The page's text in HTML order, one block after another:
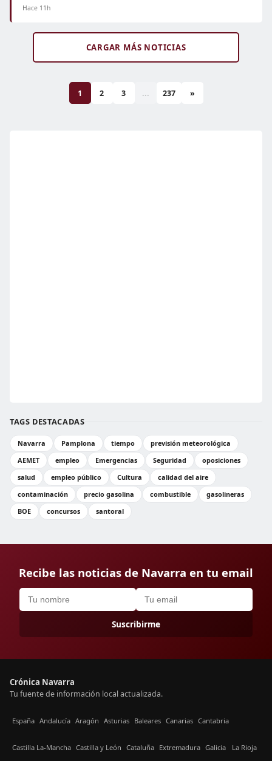
Hace 11h
CARGAR MÁS NOTICIAS
1 2 3 ... 237 »
TAGS DESTACADAS
Navarra Pamplona tiempo
previsión meteorológica
AEMET
empleo Emergencias Seguridad
oposiciones
salud
empleo público Cultura
calidad del aire
contaminación
precio gasolina combustible
gasolineras
BOE
concursos santoral
Recibe las noticias de Navarra en tu email
Suscribirme
Crónica Navarra
Tu fuente de información local actualizada.
España Andalucía Aragón Asturias Baleares Canarias Cantabria
Castilla La-Mancha Castilla y León Cataluña Extremadura Galicia La Rioja